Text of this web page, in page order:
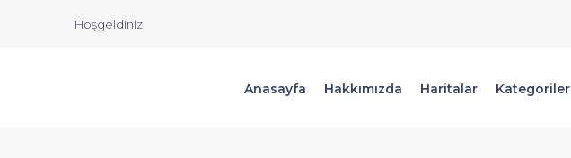
Hoşgeldiniz
Anasayfa Hakkımızda Haritalar Kategoriler